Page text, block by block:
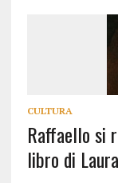
CULTURA
Raffaello si
libro di